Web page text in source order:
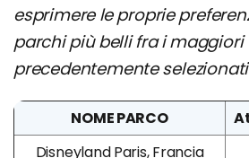
esprimere le proprie
parchi più belli fra i maggiori
precedentemente
NOME PARCO
Disneyland Paris, Francia